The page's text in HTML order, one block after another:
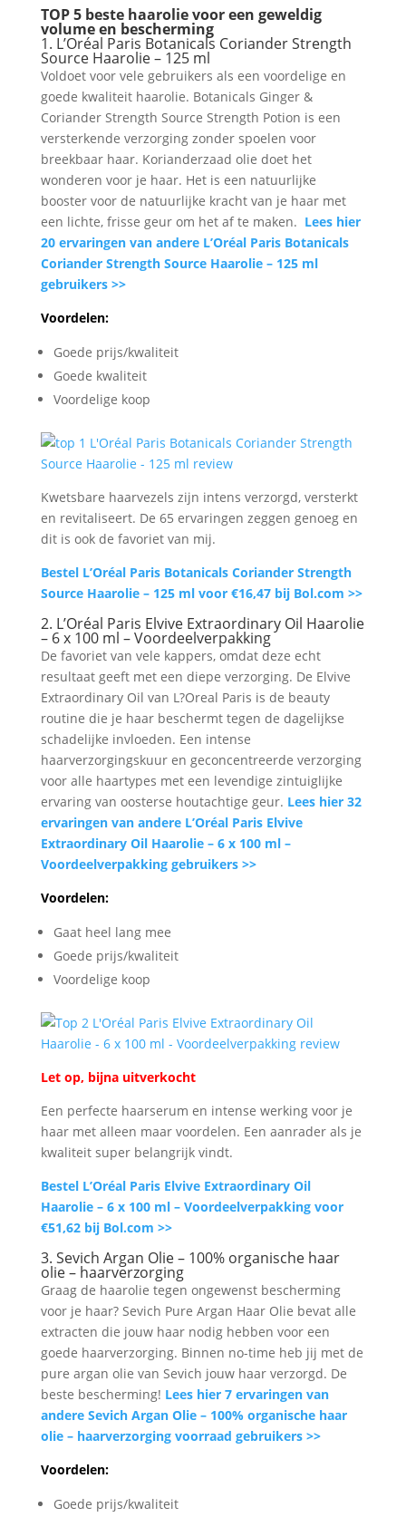
TOP 5 beste haarolie voor een geweldig
volume en bescherming
1. L’Oréal Paris Botanicals Coriander Strength
Source Haarolie – 125 ml
Voldoet voor vele gebruikers als een voordelige en
goede kwaliteit haarolie. Botanicals Ginger &
Coriander Strength Source Strength Potion is een
versterkende verzorging zonder spoelen voor
breekbaar haar. Korianderzaad olie doet het
wonderen voor je haar. Het is een natuurlijke
booster voor de natuurlijke kracht van je haar met
een lichte, frisse geur om het af te maken. Lees hier
20 ervaringen van andere L’Oréal Paris Botanicals
Coriander Strength Source Haarolie – 125 ml
gebruikers >>
Voordelen:
Goede prijs/kwaliteit
Goede kwaliteit
Voordelige koop
Kwetsbare haarvezels zijn intens verzorgd, versterkt
en revitaliseert. De 65 ervaringen zeggen genoeg en
dit is ook de favoriet van mij.
Bestel L’Oréal Paris Botanicals Coriander Strength
Source Haarolie – 125 ml voor €16,47 bij Bol.com >>
2. L’Oréal Paris Elvive Extraordinary Oil Haarolie
– 6 x 100 ml – Voordeelverpakking
De favoriet van vele kappers, omdat deze echt
resultaat geeft met een diepe verzorging. De Elvive
Extraordinary Oil van L?Oreal Paris is de beauty
routine die je haar beschermt tegen de dagelijkse
schadelijke invloeden. Een intense
haarverzorgingskuur en geconcentreerde verzorging
voor alle haartypes met een levendige zintuiglijke
ervaring van oosterse houtachtige geur. Lees hier 32
ervaringen van andere L’Oréal Paris Elvive
Extraordinary Oil Haarolie – 6 x 100 ml –
Voordeelverpakking gebruikers >>
Voordelen:
Gaat heel lang mee
Goede prijs/kwaliteit
Voordelige koop
Let op, bijna uitverkocht
Een perfecte haarserum en intense werking voor je
haar met alleen maar voordelen. Een aanrader als je
kwaliteit super belangrijk vindt.
Bestel L’Oréal Paris Elvive Extraordinary Oil
Haarolie – 6 x 100 ml – Voordeelverpakking voor
€51,62 bij Bol.com >>
3. Sevich Argan Olie – 100% organische haar
olie – haarverzorging
Graag de haarolie tegen ongewenst bescherming
voor je haar? Sevich Pure Argan Haar Olie bevat alle
extracten die jouw haar nodig hebben voor een
goede haarverzorging. Binnen no-time heb jij met de
pure argan olie van Sevich jouw haar verzorgd. De
beste bescherming! Lees hier 7 ervaringen van
andere Sevich Argan Olie – 100% organische haar
olie – haarverzorging voorraad gebruikers >>
Voordelen:
Goede prijs/kwaliteit